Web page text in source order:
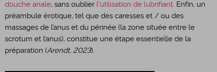
douche anale, sans oublier l'utilisation de lubrifiant. Enfin, un
préambule érotique, tel que des caresses et / ou des
massages de l’anus et du périnée (la zone située entre le
scrotum et l’anus), constitue une étape essentielle de la
préparation (Arendt, 2023).